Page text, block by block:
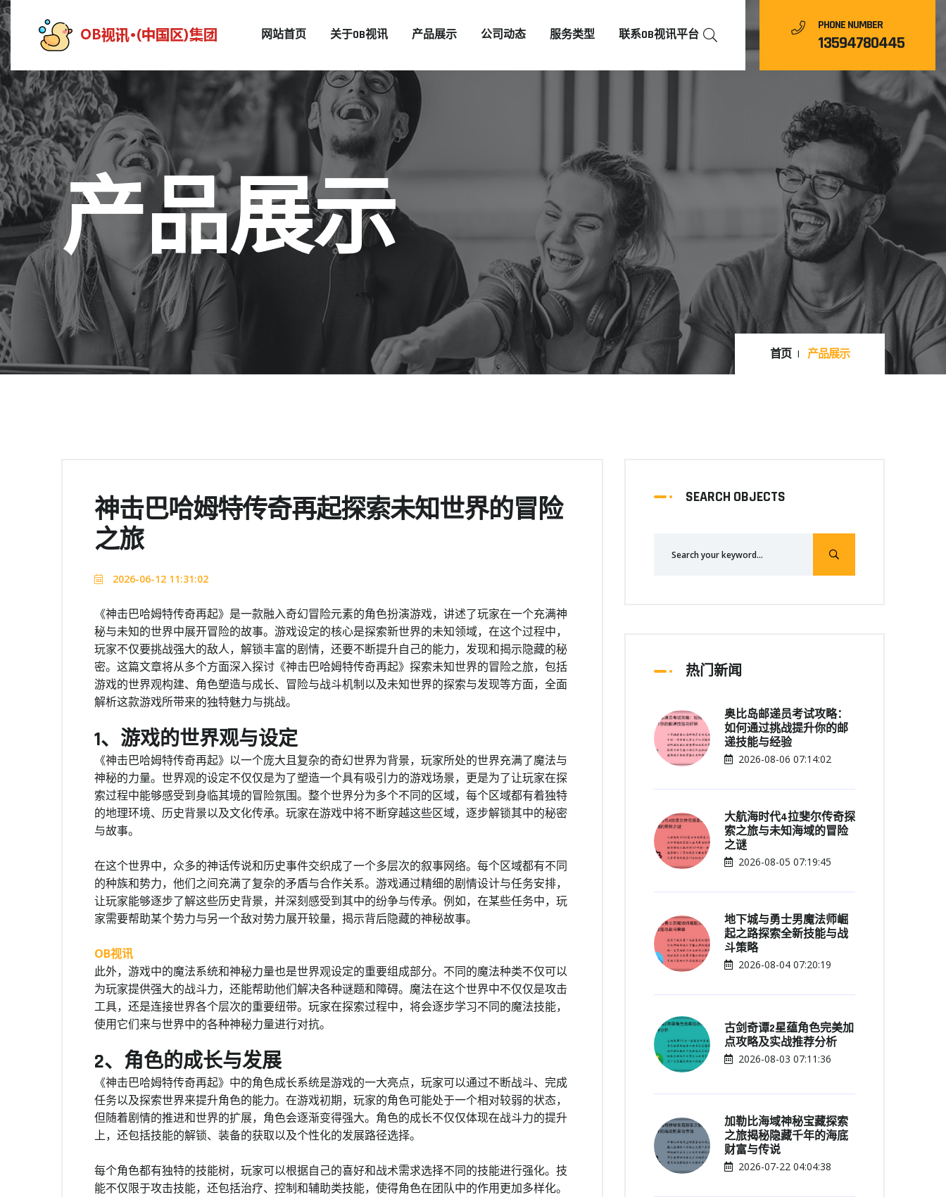
网站首页 关于OB视讯 产品展示 公司动态 服务类型 联系OB视讯平台
PHONE NUMBER
13594780445
产品展示
首页 产品展示
神击巴哈姆特传奇再起探索未知世界的冒险
之旅
2026-06-12 11:31:02
《神击巴哈姆特传奇再起》是一款融入奇幻冒险元素的角色扮演游戏，讲述了玩家在一个充满神
秘与未知的世界中展开冒险的故事。游戏设定的核心是探索新世界的未知领域，在这个过程中，
玩家不仅要挑战强大的敌人，解锁丰富的剧情，还要不断提升自己的能力，发现和揭示隐藏的秘
密。这篇文章将从多个方面深入探讨《神击巴哈姆特传奇再起》探索未知世界的冒险之旅，包括
游戏的世界观构建、角色塑造与成长、冒险与战斗机制以及未知世界的探索与发现等方面，全面
解析这款游戏所带来的独特魅力与挑战。
1、游戏的世界观与设定
《神击巴哈姆特传奇再起》以一个庞大且复杂的奇幻世界为背景，玩家所处的世界充满了魔法与
神秘的力量。世界观的设定不仅仅是为了塑造一个具有吸引力的游戏场景，更是为了让玩家在探
索过程中能够感受到身临其境的冒险氛围。整个世界分为多个不同的区域，每个区域都有着独特
的地理环境、历史背景以及文化传承。玩家在游戏中将不断穿越这些区域，逐步解锁其中的秘密
与故事。
在这个世界中，众多的神话传说和历史事件交织成了一个多层次的叙事网络。每个区域都有不同
的种族和势力，他们之间充满了复杂的矛盾与合作关系。游戏通过精细的剧情设计与任务安排，
让玩家能够逐步了解这些历史背景，并深刻感受到其中的纷争与传承。例如，在某些任务中，玩
家需要帮助某个势力与另一个敌对势力展开较量，揭示背后隐藏的神秘故事。
OB视讯
此外，游戏中的魔法系统和神秘力量也是世界观设定的重要组成部分。不同的魔法种类不仅可以
为玩家提供强大的战斗力，还能帮助他们解决各种谜题和障碍。魔法在这个世界中不仅仅是攻击
工具，还是连接世界各个层次的重要纽带。玩家在探索过程中，将会逐步学习不同的魔法技能，
使用它们来与世界中的各种神秘力量进行对抗。
2、角色的成长与发展
《神击巴哈姆特传奇再起》中的角色成长系统是游戏的一大亮点，玩家可以通过不断战斗、完成
任务以及探索世界来提升角色的能力。在游戏初期，玩家的角色可能处于一个相对较弱的状态，
但随着剧情的推进和世界的扩展，角色会逐渐变得强大。角色的成长不仅仅体现在战斗力的提升
上，还包括技能的解锁、装备的获取以及个性化的发展路径选择。
每个角色都有独特的技能树，玩家可以根据自己的喜好和战术需求选择不同的技能进行强化。技
能不仅限于攻击技能，还包括治疗、控制和辅助类技能，使得角色在团队中的作用更加多样化。
SEARCH OBJECTS
热门新闻
奥比岛邮递员考试攻略：
如何通过挑战提升你的邮
递技能与经验
2026-08-06 07:14:02
大航海时代4拉斐尔传奇探
索之旅与未知海域的冒险
之谜
2026-08-05 07:19:45
地下城与勇士男魔法师崛
起之路探索全新技能与战
斗策略
2026-08-04 07:20:19
古剑奇谭2星蕴角色完美加
点攻略及实战推荐分析
2026-08-03 07:11:36
加勒比海域神秘宝藏探索
之旅揭秘隐藏千年的海底
财富与传说
2026-07-22 04:04:38